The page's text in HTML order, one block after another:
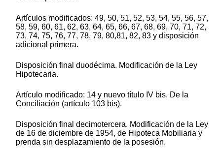
Artículos modificados: 49, 50, 51, 52, 53, 54, 55, 56, 57,
58, 59, 60, 61, 62, 63, 64, 65, 66, 67, 68, 69, 70, 71, 72,
73, 74, 75, 76, 77, 78, 79, 80,81, 82, 83 y disposición
adicional primera.
Disposición final duodécima. Modificación de la Ley
Hipotecaria.
Artículo modificado: 14 y nuevo título IV bis. De la
Conciliación (artículo 103 bis).
Disposición final decimotercera. Modificación de la Ley
de 16 de diciembre de 1954, de Hipoteca Mobiliaria y
prenda sin desplazamiento de la posesión.